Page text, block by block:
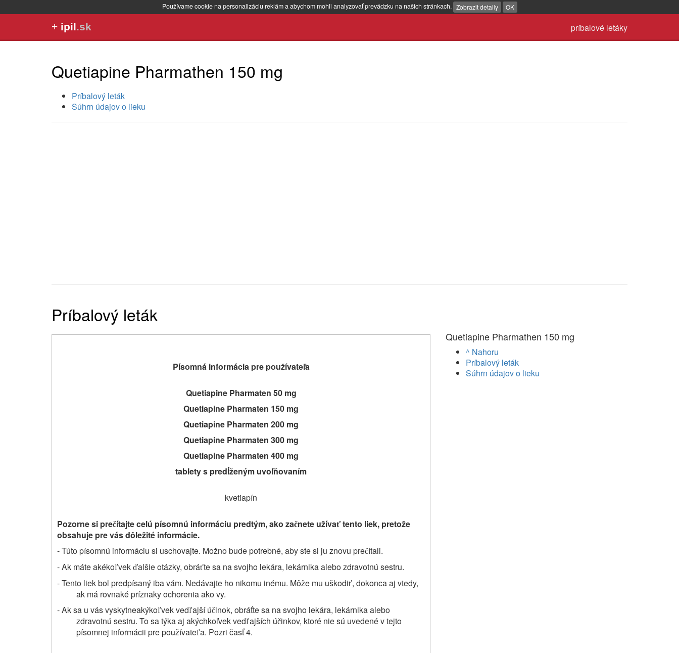
Používame cookie na personalizáciu reklám a abychom mohli analyzovať prevádzku na našich stránkach. Zobrazit detaily OK
príbalové letáky
+ ipil.sk
Quetiapine Pharmathen 150 mg
Príbalový leták
Súhrn údajov o lieku
Príbalový leták
Písomná informácia pre používateľa
Quetiapine Pharmaten 50 mg
Quetiapine Pharmaten 150 mg
Quetiapine Pharmaten 200 mg
Quetiapine Pharmaten 300 mg
Quetiapine Pharmaten 400 mg
tablety s predĺženým uvoľňovaním
kvetiapín
Pozorne si prečítajte celú písomnú informáciu predtým, ako začnete užívať tento liek, pretože
obsahuje pre vás dôležité informácie.
- Túto písomnú informáciu si uschovajte. Možno bude potrebné, aby ste si ju znovu prečítali.
- Ak máte akékoľvek ďalšie otázky, obráťte sa na svojho lekára, lekárnika alebo zdravotnú sestru.
- Tento liek bol predpísaný iba vám. Nedávajte ho nikomu inému. Môže mu uškodiť, dokonca aj vtedy,
ak má rovnaké príznaky ochorenia ako vy.
- Ak sa u vás vyskytneakýkoľvek vedľajší účinok, obráťte sa na svojho lekára, lekárnika alebo
zdravotnú sestru. To sa týka aj akýchkoľvek vedľajších účinkov, ktoré nie sú uvedené v tejto
písomnej informácii pre používateľa. Pozri časť 4.
Quetiapine Pharmathen 150 mg
^ Nahoru
Príbalový leták
Súhrn údajov o lieku